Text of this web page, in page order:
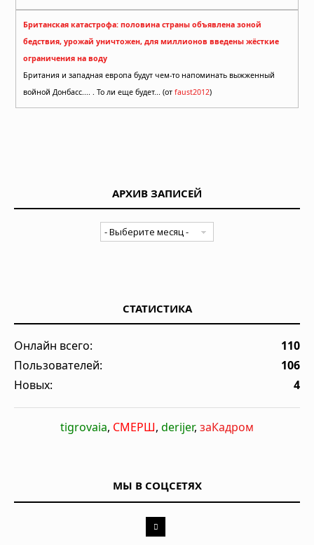
Британская катастрофа: половина страны объявлена зоной
бедствия, урожай уничтожен, для миллионов введены жёсткие
ограничения на воду
Британия и западная европа будут чем-то напоминать выжженный
войной Донбасс.... . То ли еще будет... (от faust2012)
АРХИВ ЗАПИСЕЙ
СТАТИСТИКА
Онлайн всего:
110
Пользователей:
106
Новых:
4
tigrovaia, СМЕРШ, derijer, заКадром
МЫ В СОЦСЕТЯХ